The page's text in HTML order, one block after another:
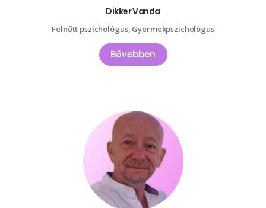
Dikker Vanda
Felnőtt pszichológus, Gyermekpszichológus
Bővebben